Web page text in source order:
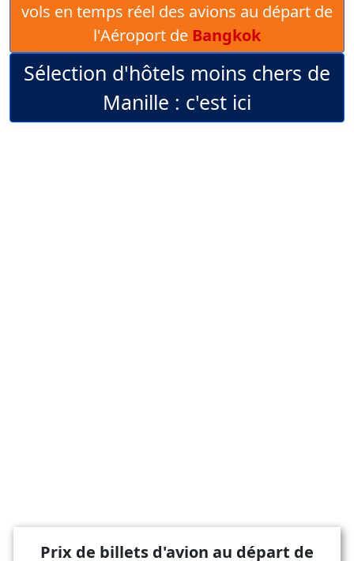
vols en temps réel des avions au départ de
l'Aéroport de Bangkok
Sélection d'hôtels moins chers de
Manille : c'est ici
Prix de billets d'avion au départ de